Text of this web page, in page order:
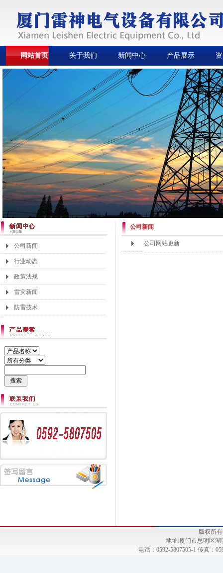
网站首页 关于我们 新闻中心 产品展示
公司新闻
行业动态
政策法规
雷灾新闻
防雷技术
公司新闻
公司网站更新
版权所
地址:厦门市思明区湖
电话：0592-5807505-1 传真：